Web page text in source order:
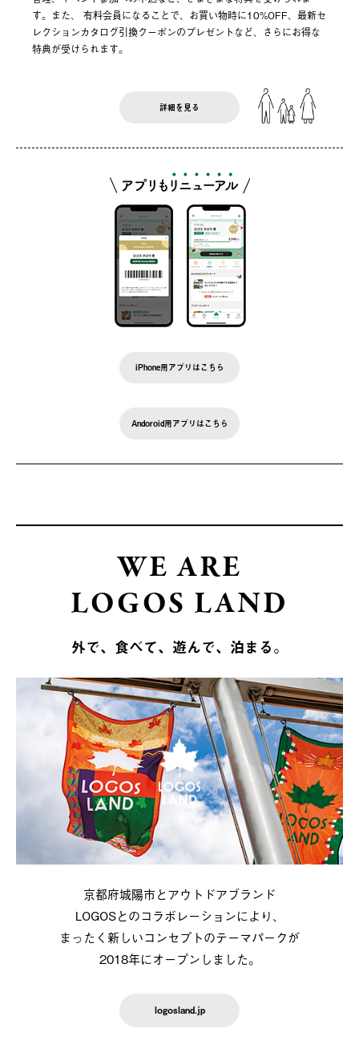
す。また、 有料会員になることで、お買い物時に10%OFF、最新セ
レクションカタログ引換クーポンのプレゼントなど、さらにお得な
特典が受けられます。
詳細を見る
iPhone用アプリはこちら
Andoroid用アプリはこちら
WE ARE
LOGOS LAND
外で、食べて、遊んで、泊まる。
京都府城陽市とアウトドアブランド
LOGOSとのコラボレーションにより、
まったく新しいコンセプトのテーマパークが
2018年にオープンしました。
logosland.jp